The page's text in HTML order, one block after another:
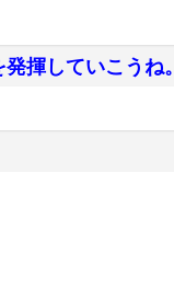
揮していこうね。